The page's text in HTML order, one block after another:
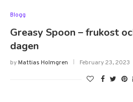
Blogg
Greasy Spoon – frukost
dagen
byMattias Holmgren February 23, 2023